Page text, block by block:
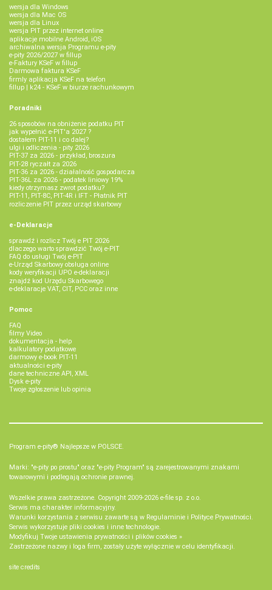
wersja dla Windows
wersja dla Mac OS
wersja dla Linux
wersja PIT przez internet online
aplikacje mobilne Android, iOS
archiwalna wersja Programu e-pity
e-pity 2026/2027 w fillup
e‑Faktury KSeF w fillup
Darmowa faktura KSeF
firmly aplikacja KSeF na telefon
fillup | k24 - KSeF w biurze rachunkowym
Poradniki
26 sposobów na obniżenie podatku PIT
jak wypełnić e-PIT'a 2027 ?
dostałem PIT-11 i co dalej?
ulgi i odliczenia - pity 2026
PIT-37 za 2026 - przykład, broszura
PIT-28 ryczałt za 2026
PIT-36 za 2026 - działalność gospodarcza
PIT-36L za 2026 - podatek liniowy 19%
kiedy otrzymasz zwrot podatku?
PIT-11, PIT-8C, PIT-4R i IFT - Płatnik PIT
rozliczenie PIT przez urząd skarbowy
e-Deklaracje
sprawdź i rozlicz Twój e PIT 2026
dlaczego warto sprawdzić Twój e-PIT
FAQ do usługi Twój e-PIT
e-Urząd Skarbowy obsługa online
kody weryfikacji UPO e-deklaracji
znajdź kod Urzędu Skarbowego
e-deklaracje VAT, CIT, PCC oraz inne
Pomoc
FAQ
filmy Video
dokumentacja - help
kalkulatory podatkowe
darmowy e-book PIT-11
aktualności e-pity
dane techniczne API, XML
Dysk e-pity
Twoje zgłoszenie lub opinia
Program e-pity® Najlepsze w POLSCE.
Marki: "e-pity po prostu" oraz "e-pity Program" są zarejestrowanymi znakami
towarowymi i podlegają ochronie prawnej.
Wszelkie prawa zastrzeżone. Copyright 2009-2026 e-file sp. z o.o.
Serwis ma charakter informacyjny.
Warunki korzystania z serwisu zawarte są w Regulaminie i Polityce Prywatności.
Serwis wykorzystuje pliki cookies i inne technologie.
Modyfikuj Twoje ustawienia prywatności i plików cookies »
Zastrzeżone nazwy i loga firm, zostały użyte wyłącznie w celu identyfikacji.
site credits